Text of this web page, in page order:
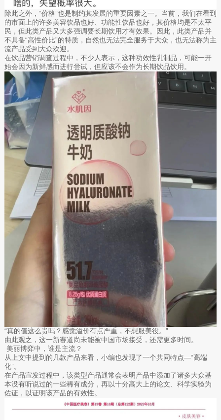
除此之外，“价格”也是制约其发展的重要因素之一。当前，我们在看到
的市面上的许多美容饮品也好、功能性饮品也好，其价格均是不太平
民，但此类产品又大多强调要长期饮用才有效果。因此，此类产品并
不具备“高性价比”的特质，自然也无法完全服务于大众，也无法称为主
流产品受到大众欢迎。
在饮品营销调查过程中，不少人表示，这种功效性乳制品，可能一开
始会因为新鲜感而进行尝试，但应该不会作为长期饮品饮用。
“真的值这么贵吗？感觉溢价有点严重，不想服美役。”
由此观之，这一新赛道尚未能被中国市场接受，还需更多时间。
美丽博弈中，谁是主流？
从上文中提到的几款产品来看，小编也发现了一个共同特点—“高端
化”。
在产品宣发过程中，该类型产品通常会表明产品中添加了诸多大众基
本没有听说过的一些稀有成分，再以十分高大上的论文、科学实验为
佐证，以证明该产品的有效性。